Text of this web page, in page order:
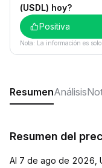
(USDL) hoy?
Positiva
Nota: La información es
ResumenAnálisis
Resumen del
Al 7 de ago de 2026,